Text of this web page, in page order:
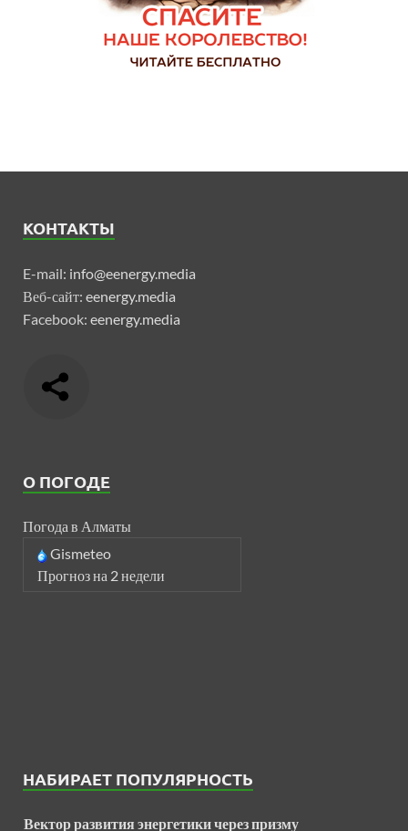
КОНТАКТЫ
E-mail: info@eenergy.media
Веб-сайт: eenergy.media
Facebook: eenergy.media
О ПОГОДЕ
Погода в Алматы
Gismeteo
Прогноз на 2 недели
НАБИРАЕТ ПОПУЛЯРНОСТЬ
Вектор развития энергетики через призму